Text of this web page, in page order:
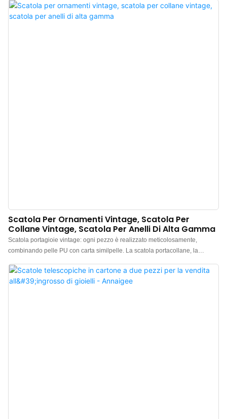
ha un aspetto premium, il colore è policromo e, abbinata a una fodera in
microfibra di alta qualità, rende la scatola per gioielli più lussuosa e raffinata,
Scatola Per Ornamenti Vintage, Scatola Per
Collane Vintage, Scatola Per Anelli Di Alta Gamma
Scatola portagioie vintage: ogni pezzo è realizzato meticolosamente,
combinando pelle PU con carta similpelle. La scatola portacollane, la
ottagonale, decorazioni con motivi metallici e cuscinetti in spugna applicati
sulle superfici interne, che le rendono stabili e discrete, adatte a esporre vari